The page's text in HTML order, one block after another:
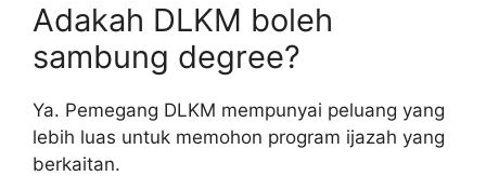
Adakah DLKM boleh
sambung degree?
Ya. Pemegang DLKM mempunyai peluang yang
lebih luas untuk memohon program ijazah yang
berkaitan.